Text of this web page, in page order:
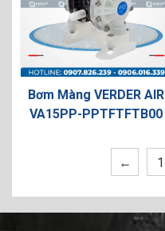
Bơm Màng VERDER AIR
VA15PP-PPTFTFTB00
← 1